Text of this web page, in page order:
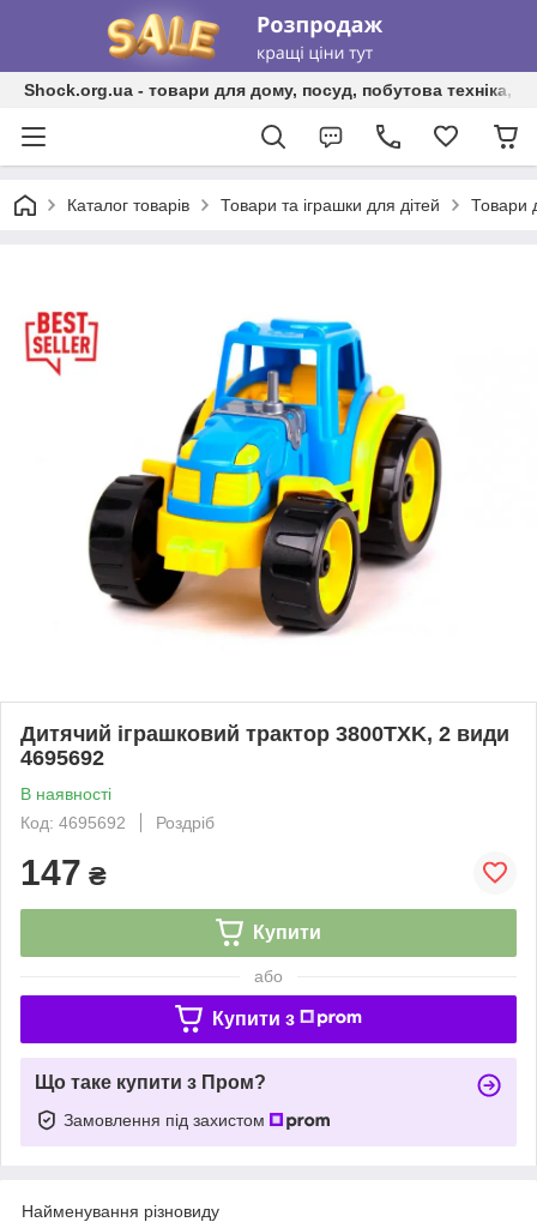
Shock.org.ua - товари для дому, посуд, побутова техніка,
Каталог товарів Товари та іграшки для дітей Товари
Дитячий іграшковий трактор 3800TXK, 2 види
4695692
В наявності
Код: 4695692
Роздріб
147 ₴
Купити
або
Купити з
Що таке купити з Пром?
Замовлення під захистом
Найменування різновиду